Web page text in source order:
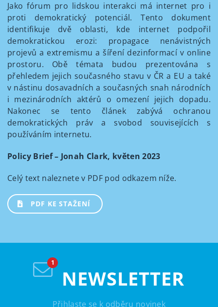
Jako fórum pro lidskou interakci má internet pro i
proti demokratický potenciál. Tento dokument
identifikuje dvě oblasti, kde internet podpořil
demokratickou erozi: propagace nenávistných
projevů a extremismu a šíření dezinformací v online
prostoru. Obě témata budou prezentována s
přehledem jejich současného stavu v ČR a EU a také
v nástinu dosavadních a současných snah národních
i mezinárodních aktérů o omezení jejich dopadu.
Nakonec se tento článek zabývá ochranou
demokratických práv a svobod souvisejících s
používáním internetu.
Policy Brief – Jonah Clark, květen 2023
Celý text naleznete v PDF pod odkazem níže.
PDF KE STAŽENÍ
NEWSLETTER
Přihlaste se k odběru novinek